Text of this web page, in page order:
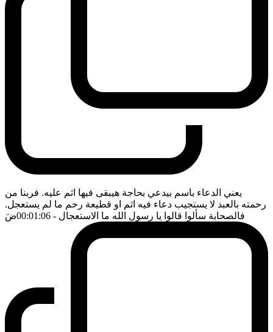
يعني الدعاء باسم بيدعي بحاجة هيبقى فيها اثم عليه. فربنا من
رحمته بالعبد لا يستجيب دعاء فيه اثم او قطيعة رحم ما لم يستعجل.
فالصحابة سألوا قالوا يا رسول الله ما الاستعجال - 00:01:06 ضَ